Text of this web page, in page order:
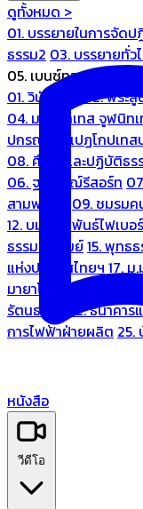
ดูทั้งหมด >
01. บรรยายในการจัดป
ธรรม2 03. บรรยายทั่ว
05. เบนซ์ทองหล่อ
01. วินัยปิฎก
02. พระสู
04. มหานิทเทส จูฬนิท
ปกรณ์ และเปฏโกปเท
08. ศึกษาและปฏิบัติธรร
06. ฐณิชาฌ์รีสอร์ท
สามพระยา
09. ชมรมค
12. บมจ.มหพันธ์ไฟเบอ
ธรรมะรื่นรมย์15. พุทธ
แห่งประเทศไทยฯ 17.
มายาโคตมี
19. ariya
รัตนธรรม
22. ธนาคา
การไฟฟ้าฝ่ายผลิต
หนังสือ
วีดีโอ